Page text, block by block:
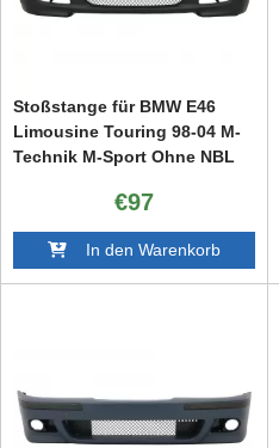
Stoßstange für BMW E46
Limousine Touring 98-04 M-
Technik M-Sport Ohne NBL
€97
In den Warenkorb